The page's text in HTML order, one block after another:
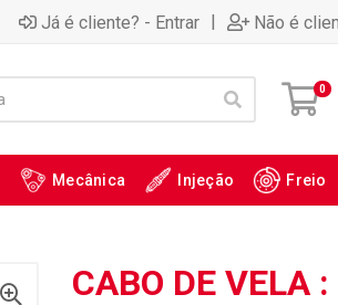
Já é cliente? - Entrar | Não é
0
Mecânica Injeção Freio
CABO DE VELA